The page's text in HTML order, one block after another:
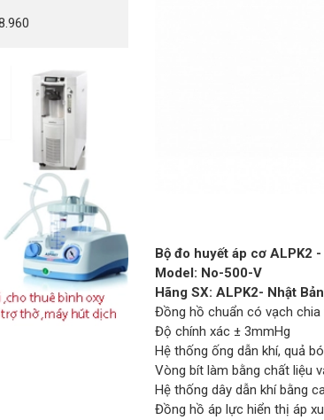
Bộ đo huyết áp cơ ALPK2
Model: No-500-V
Hãng SX: ALPK2- Nhật Bản
Đồng hồ chuẩn có vạch
Độ chính xác ± 3mmHg
Hệ thống ống dẫn khí, quả
Vòng bít làm bằng chất liệu
Hệ thống dây dẫn khí bằng
Đồng hồ áp lực hiển thị áp